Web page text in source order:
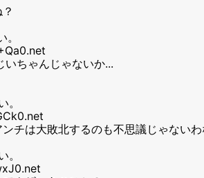
ちゃんじゃないか...
。
チは大敗北するのも不思議じゃないわ
。